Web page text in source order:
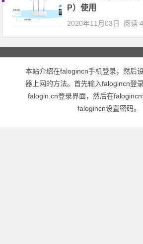
P）使用
2020年11月03日 阅读
本站介绍在falogincn手机登录，然后
器上网的方法。首先输入falogincn登
falogin.cn登录界面，然后在
falogincn设置密码。